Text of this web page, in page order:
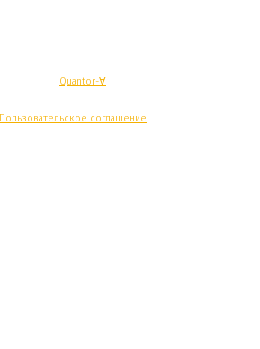
Quantor-∀
Пользовательское соглашение